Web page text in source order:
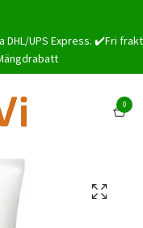
UPS Express. ✔️Fri frakt
0